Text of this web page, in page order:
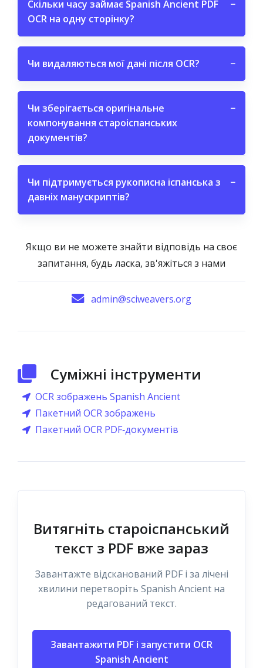
Скільки часу займає Spanish Ancient PDF
OCR на одну сторінку?
−
Чи видаляються мої дані після OCR? −
Чи зберігається оригінальне
компонування староіспанських
документів?
−
Чи підтримується рукописна іспанська з
давніх манускриптів?
−
Якщо ви не можете знайти відповідь на своє
запитання, будь ласка, зв'яжіться з нами
admin@sciweavers.org
Суміжні інструменти
OCR зображень Spanish Ancient
Пакетний OCR зображень
Пакетний OCR PDF‑документів
Витягніть староіспанський
текст з PDF вже зараз
Завантажте відсканований PDF і за лічені
хвилини перетворіть Spanish Ancient на
редагований текст.
Завантажити PDF і запустити OCR
Spanish Ancient